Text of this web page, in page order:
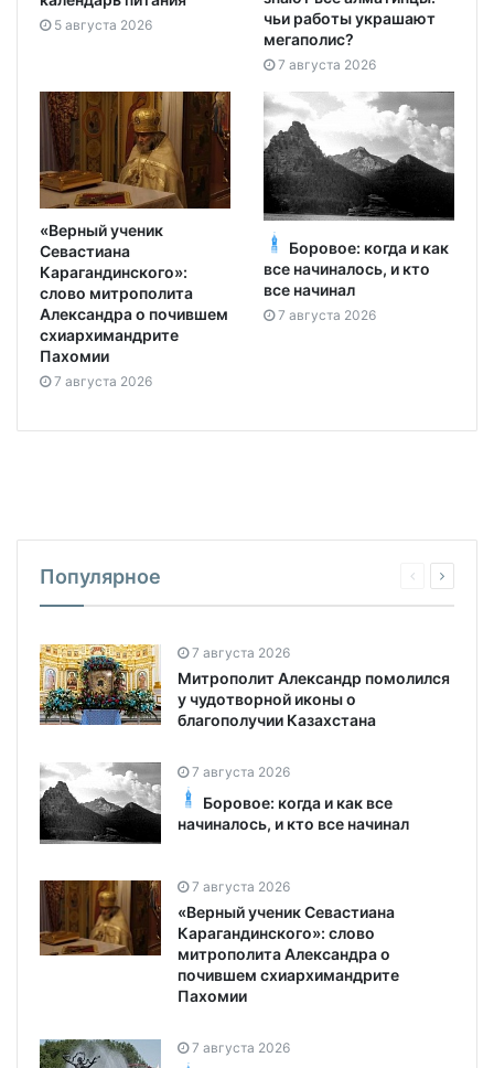
5 августа 2026
чьи работы украшают
мегаполис?
7 августа 2026
«Верный ученик
Севастиана
Карагандинского»:
слово митрополита
Александра о почившем
схиархимандрите
Пахомии
7 августа 2026
Боровое: когда и как
все начиналось, и кто
все начинал
7 августа 2026
Популярное
7 августа 2026
Митрополит Александр помолился
у чудотворной иконы о
благополучии Казахстана
7 августа 2026
Боровое: когда и как все
начиналось, и кто все начинал
7 августа 2026
«Верный ученик Севастиана
Карагандинского»: слово
митрополита Александра о
почившем схиархимандрите
Пахомии
7 августа 2026